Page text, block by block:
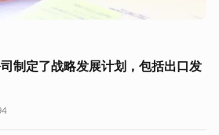
制定了战略发展计划，包括出口发